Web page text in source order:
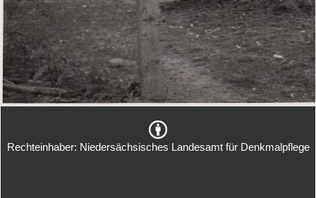
Rechteinhaber: Niedersächsisches Landesamt für Denkmalpflege